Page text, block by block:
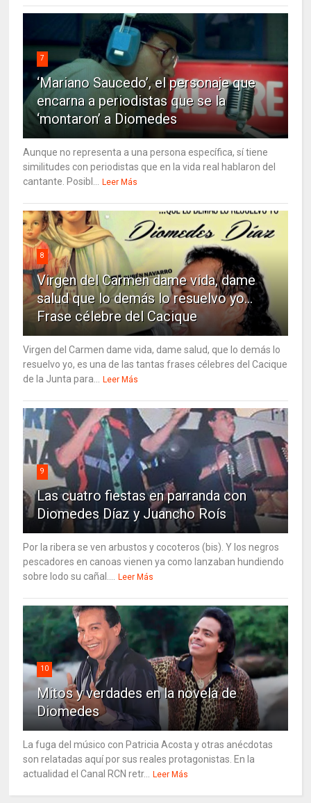
7
‘Mariano Saucedo’, el personaje que
encarna a periodistas que se la
‘montaron’ a Diomedes
Aunque no representa a una persona específica, sí tiene
similitudes con periodistas que en la vida real hablaron del
cantante. Posibl...
Leer Más
8
Virgen del Carmen dame vida, dame
salud que lo demás lo resuelvo yo…
Frase célebre del Cacique
Virgen del Carmen dame vida, dame salud, que lo demás lo
resuelvo yo, es una de las tantas frases célebres del Cacique
de la Junta para...
Leer Más
9
Las cuatro fiestas en parranda con
Diomedes Díaz y Juancho Roís
Por la ribera se ven arbustos y cocoteros (bis). Y los negros
pescadores en canoas vienen ya como lanzaban hundiendo
sobre lodo su cañal....
Leer Más
10
Mitos y verdades en la novela de
Diomedes
La fuga del músico con Patricia Acosta y otras anécdotas
son relatadas aquí por sus reales protagonistas. En la
actualidad el Canal RCN retr...
Leer Más